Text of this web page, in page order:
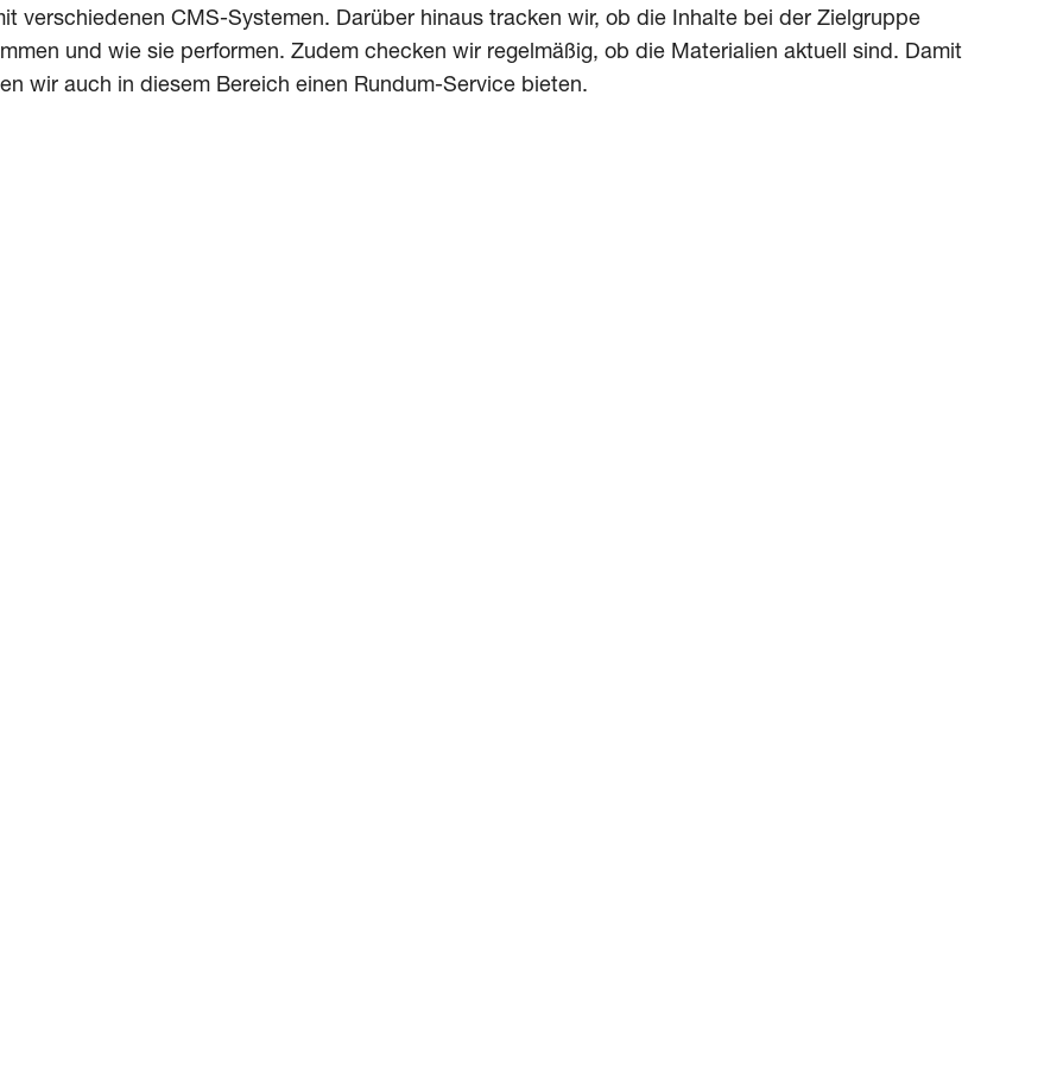
verschiedenen CMS-Systemen. Darüber hinaus tracken wir, ob die Inhalte bei der Zielgruppe
und wie sie performen. Zudem checken wir regelmäßig, ob die Materialien aktuell sind. Damit
wir auch in diesem Bereich einen Rundum-Service bieten.